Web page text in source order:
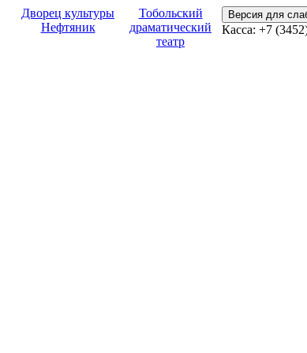
Дворец культуры
Нефтяник
Тобольский
драматический
театр
Версия для
Касса: +7